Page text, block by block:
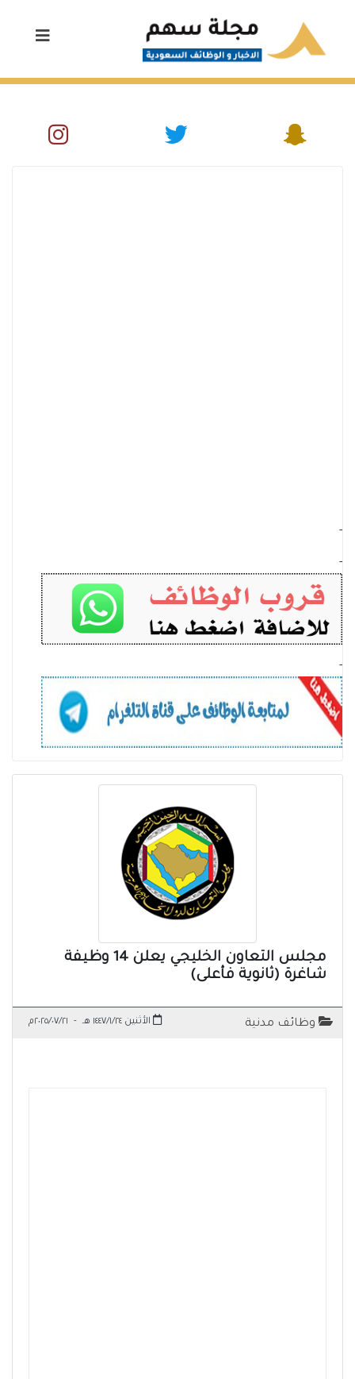
-
-
-
مجلس التعاون الخليجي يعلن 14 وظيفة
شاغرة (ثانوية فأعلى)
وظائف مدنية الأثنين ١٤٤٧/١/٢٤ هـ - ٢٠٢٥/٠٧/٢١م